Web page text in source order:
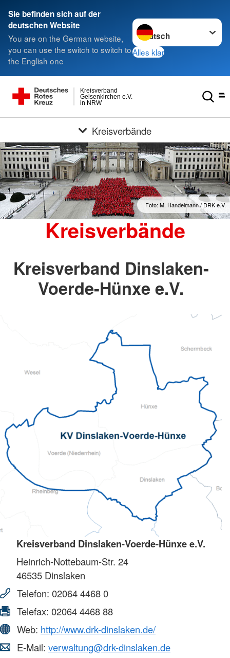
Sie befinden sich auf der
deutschen Website
You are on the German website,
you can use the switch to switch to
the English one
Sprache wechseln zu
Alles klar
in NRW
Gelsenkirchen e.V.
Kreisverband
Kreisverbände
Foto: M. Handelmann / DRK e.V.
Kreisverbände
Kreisverband Dinslaken-
Voerde-Hünxe e.V.
Kreisverband Dinslaken-Voerde-Hünxe e.V.
Heinrich-Nottebaum-Str. 24
46535 Dinslaken
Telefon: 02064 4468 0
Telefax: 02064 4468 88
Web: http://www.drk-dinslaken.de/
E-Mail: verwaltung@drk-dinslaken.de